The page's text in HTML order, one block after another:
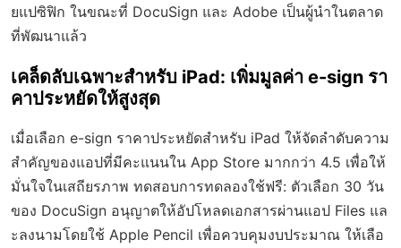
ยแปซิฟิก ในขณะที่ DocuSign และ Adobe เป็นผู้นำในตลาด
ที่พัฒนาแล้ว
เคล็ดลับเฉพาะสำหรับ iPad: เพิ่มมูลค่า e-sign รา
คาประหยัดให้สูงสุด
เมื่อเลือก e-sign ราคาประหยัดสำหรับ iPad ให้จัดลำดับความ
สำคัญของแอปที่มีคะแนนใน App Store มากกว่า 4.5 เพื่อให้
มั่นใจในเสถียรภาพ ทดสอบการทดลองใช้ฟรี: ตัวเลือก 30 วัน
ของ DocuSign อนุญาตให้อัปโหลดเอกสารผ่านแอป Files แล
ะลงนามโดยใช้ Apple Pencil เพื่อควบคุมงบประมาณ ให้เลือ